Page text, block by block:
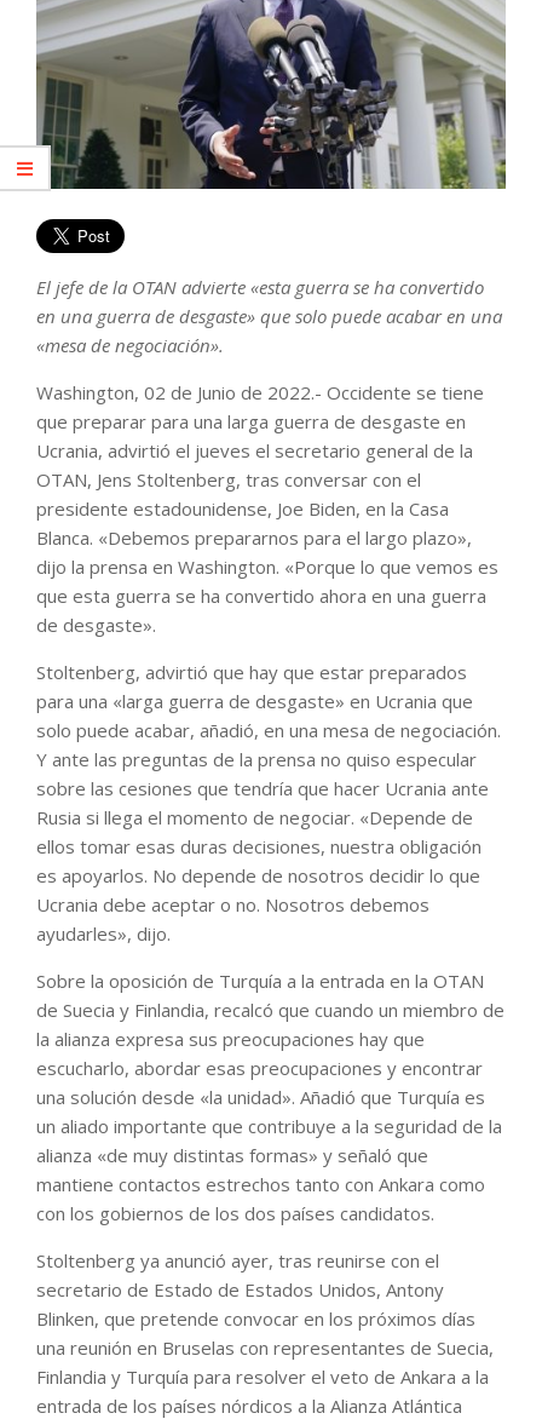
El jefe de la OTAN advierte «esta guerra se ha convertido
en una guerra de desgaste» que solo puede acabar en una
«mesa de negociación».
Washington, 02 de Junio de 2022.- Occidente se tiene
que preparar para una larga guerra de desgaste en
Ucrania, advirtió el jueves el secretario general de la
OTAN, Jens Stoltenberg, tras conversar con el
presidente estadounidense, Joe Biden, en la Casa
Blanca. «Debemos prepararnos para el largo plazo»,
dijo la prensa en Washington. «Porque lo que vemos es
que esta guerra se ha convertido ahora en una guerra
de desgaste».
Stoltenberg, advirtió que hay que estar preparados
para una «larga guerra de desgaste» en Ucrania que
solo puede acabar, añadió, en una mesa de negociación.
Y ante las preguntas de la prensa no quiso especular
sobre las cesiones que tendría que hacer Ucrania ante
Rusia si llega el momento de negociar. «Depende de
ellos tomar esas duras decisiones, nuestra obligación
es apoyarlos. No depende de nosotros decidir lo que
Ucrania debe aceptar o no. Nosotros debemos
ayudarles», dijo.
Sobre la oposición de Turquía a la entrada en la OTAN
de Suecia y Finlandia, recalcó que cuando un miembro de
la alianza expresa sus preocupaciones hay que
escucharlo, abordar esas preocupaciones y encontrar
una solución desde «la unidad». Añadió que Turquía es
un aliado importante que contribuye a la seguridad de la
alianza «de muy distintas formas» y señaló que
mantiene contactos estrechos tanto con Ankara como
con los gobiernos de los dos países candidatos.
Stoltenberg ya anunció ayer, tras reunirse con el
secretario de Estado de Estados Unidos, Antony
Blinken, que pretende convocar en los próximos días
una reunión en Bruselas con representantes de Suecia,
Finlandia y Turquía para resolver el veto de Ankara a la
entrada de los países nórdicos a la Alianza Atlántica